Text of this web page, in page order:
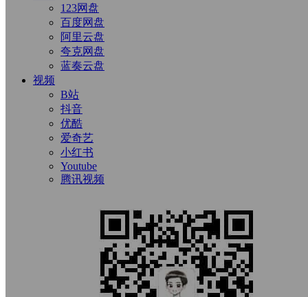
123网盘
百度网盘
阿里云盘
夸克网盘
蓝奏云盘
视频
B站
抖音
优酷
爱奇艺
小红书
Youtube
腾讯视频